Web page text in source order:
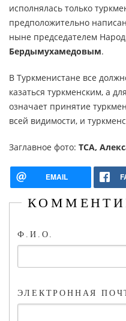
исполнялась только
предположительно
ныне председателем
Бердымухамедовым.
В Туркменистане все
казаться туркменским, а
означает принятие
всей видимости, и
Заглавное фото: TCA,
EMAIL
Ф.И.О.
ЭЛЕКТРОННАЯ